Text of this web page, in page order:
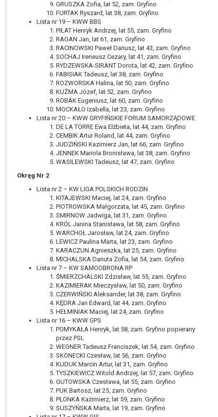
GRUSZKA Zofia, lat 52, zam. Gryfino
FURTAK Ryszard, lat 38, zam. Gryfino
Lista nr 19 – KWW BBS
PIŁAT Henryk Andrzej, lat 55, zam. Gryfino
RAGAN Jan, lat 61, zam. Gryfino
RACINOWSKI Paweł Dariusz, lat 43, zam. Gryfino
SOCHAJ Ireneusz Cezary, lat 41, zam. Gryfino
RYDZEWSKA-SIRANT Dorota, lat 42, zam. Gryfino
FABISIAK Tadeusz, lat 38, zam. Gryfino
ROZWORSKA Halina, lat 50, zam. Gryfino
KUŹMA Józef, lat 52, zam. Gryfino
ROBAK Eugeniusz, lat 60, zam. Gryfino
MOCKAŁO Izabella, lat 23, zam. Gryfino
Lista nr 20 – KWW GRYFIŃSKIE FORUM SAMORZĄDOWE
DE LA TORRE Ewa Elżbieta, lat 44, zam. Gryfino
CEMBIK Artur Roland, lat 44, zam. Gryfino
JUDZIŃSKI Kazimierz Jan, lat 66, zam. Gryfino
JENNEK Mariola Bronisława, lat 38, zam. Gryfino
WASILEWSKI Tadeusz, lat 47, zam. Gryfino
Okręg Nr 2
Lista nr 2 – KW LIGA POLSKICH RODZIN
KITAJEWSKI Maciej, lat 24, zam. Gryfino
PIOTROWSKA Małgorzata, lat 45, zam. Gryfino
SMIRNOW Jadwiga, lat 31, zam. Gryfino
KRÓL Janina Stanisława, lat 58, zam. Gryfino
WARCHOŁ Jarosław, lat 24, zam. Gryfino
LEWICZ Paulina Marta, lat 23, zam. Gryfino
KARACZUN Agnieszka, lat 25, zam. Gryfino
MICHALSKA Danuta Zofia, lat 54, zam. Gryfino
Lista nr 7 – KW SAMOOBRONA RP
ŚMIERZCHALSKI Zdzisław, lat 55, zam. Gryfino
KAZIMIERAK Mieczysław, lat 50, zam. Gryfino
CZERWIŃSKI Aleksander, lat 38, zam. Gryfino
KĘDRA Jan Edward, lat 44, zam. Gryfino
HEŁMINIAK Maciej, lat 24, zam. Gryfino
Lista nr 16 – KWW GPS
POMYKAŁA Henryk, lat 58, zam. Gryfino popierany
przez PSL
WEGNER Tadeusz Franciszek, lat 54, zam. Gryfino
SKONECKI Czesław, lat 56, zam. Gryfino
KUDUK Marcin Artur, lat 31, zam. Gryfino
TYSZKIEWICZ Witold Andrzej, lat 57, zam. Gryfino
GUTOWSKA Czesława, lat 55, zam. Gryfino
PUK Bartosz, lat 25, zam. Gryfino
PŁONKA Kazimierz, lat 59, zam. Gryfino
SUSZYŃSKA Marta, lat 19, zam. Gryfino